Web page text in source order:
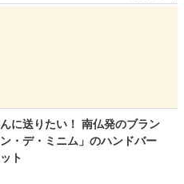
に送りたい！ 南仏発のブラン
・デ・ミニム」のハンドバー
ト